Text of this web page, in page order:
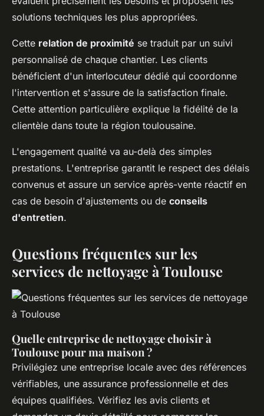
solutions techniques les plus appropriées.
Cette relation de proximité se traduit par un suivi
personnalisé de chaque chantier. Les clients
bénéficient d'un interlocuteur dédié qui coordonne
l'intervention et s'assure de la satisfaction finale.
Cette attention particulière explique la fidélité de la
clientèle dans toute la région toulousaine.
L'engagement qualité va au-delà des simples
prestations. L'entreprise garantit le respect des délais
convenus et assure un service après-vente réactif en
cas de besoin d'ajustements ou de conseils
d'entretien.
Questions fréquentes sur les
services de nettoyage à Toulouse
Quelle entreprise de nettoyage choisir à
Toulouse pour ma maison ?
Privilégiez une entreprise locale avec des références
vérifiables, une assurance professionnelle et des
équipes qualifiées. Vérifiez les avis clients et